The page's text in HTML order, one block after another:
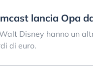
lancia Opa
Disney hanno un
di euro.